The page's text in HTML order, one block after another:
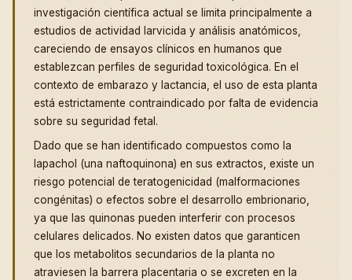
investigación científica actual se limita principalmente a
estudios de actividad larvicida y análisis anatómicos,
careciendo de ensayos clínicos en humanos que
establezcan perfiles de seguridad toxicológica. En el
contexto de embarazo y lactancia, el uso de esta planta
está estrictamente contraindicado por falta de evidencia
sobre su seguridad fetal.
Dado que se han identificado compuestos como la
lapachol (una naftoquinona) en sus extractos, existe un
riesgo potencial de teratogenicidad (malformaciones
congénitas) o efectos sobre el desarrollo embrionario,
ya que las quinonas pueden interferir con procesos
celulares delicados. No existen datos que garanticen
que los metabolitos secundarios de la planta no
atraviesen la barrera placentaria o se excreten en la